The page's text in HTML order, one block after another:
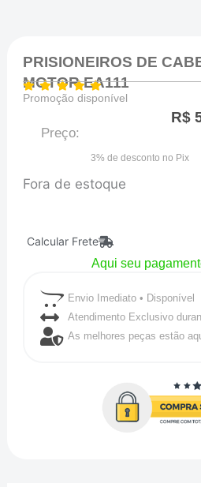
PRISIONEIROS DE
MOTOR EA111
Promoção disponível
Preço:
R$
3% de desconto no Pix
Fora de estoque
Calcular Frete
Aqui seu
Envio Imediato • Disponível
Atendimento Exclusivo
As melhores peças estão